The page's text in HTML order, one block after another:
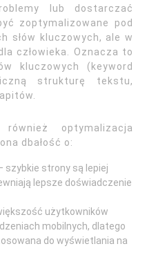
lub dostarczać
zoptymalizowane pod
słów kluczowych, ale w
człowieka. Oznacza to
kluczowych (keyword
strukturę tekstu,
optymalizacja
dbałość o:
szybkie strony są lepiej
lepsze doświadczenie
użytkowników
mobilnych, dlatego
do wyświetlania na